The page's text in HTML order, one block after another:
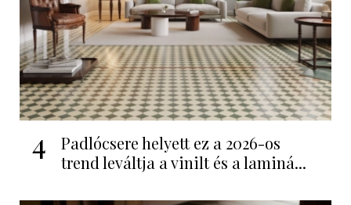
4
Padlócsere helyett ez a 2026-os
trend leváltja a vinilt és a laminá...